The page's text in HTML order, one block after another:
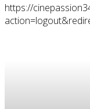
https://